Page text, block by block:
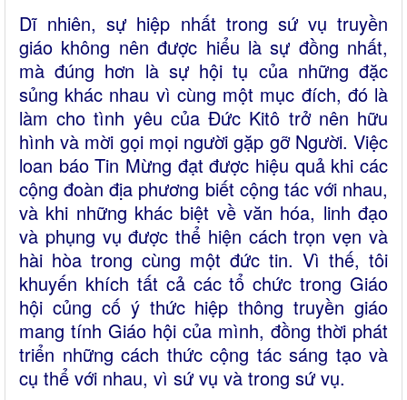
Dĩ nhiên, sự hiệp nhất trong sứ vụ truyền
giáo không nên được hiểu là sự đồng nhất,
mà đúng hơn là sự hội tụ của những đặc
sủng khác nhau vì cùng một mục đích, đó là
làm cho tình yêu của Đức Kitô trở nên hữu
hình và mời gọi mọi người gặp gỡ Người. Việc
loan báo Tin Mừng đạt được hiệu quả khi các
cộng đoàn địa phương biết cộng tác với nhau,
và khi những khác biệt về văn hóa, linh đạo
và phụng vụ được thể hiện cách trọn vẹn và
hài hòa trong cùng một đức tin. Vì thế, tôi
khuyến khích tất cả các tổ chức trong Giáo
hội củng cố ý thức hiệp thông truyền giáo
mang tính Giáo hội của mình, đồng thời phát
triển những cách thức cộng tác sáng tạo và
cụ thể với nhau, vì sứ vụ và trong sứ vụ.